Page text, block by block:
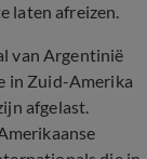
laten afreizen.
van Argentinië
in Zuid-Amerika
afgelast.